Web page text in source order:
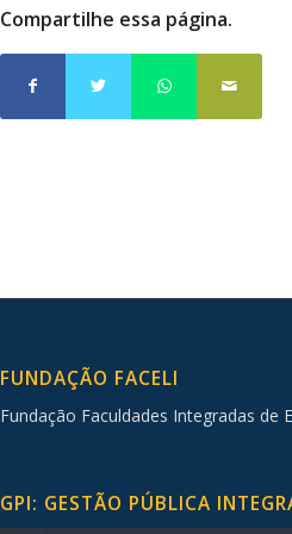
Compartilhe essa página.
FUNDAÇÃO FACELI
Fundação Faculdades Integradas de
GPI: GESTÃO PÚBLICA